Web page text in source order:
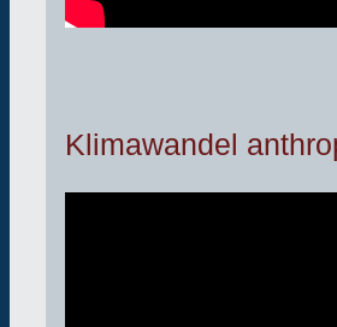
Klimawandel